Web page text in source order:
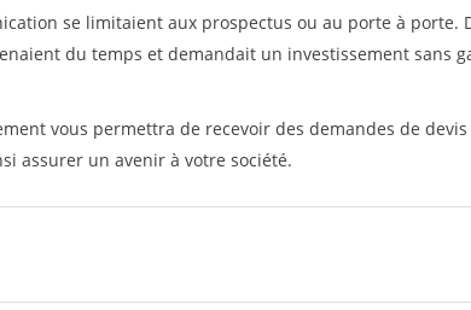
se limitaient aux prospectus ou au porte à porte.
du temps et demandait un investissement sans
vous permettra de recevoir des demandes de devis
assurer un avenir à votre société.